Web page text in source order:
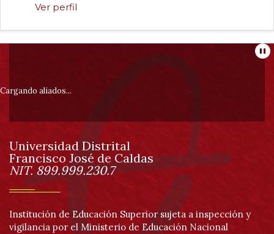
Ver perfil
Rodríguez
Información
pie
de
página
Cargando aliados...
Información
Universidad Distrital
Francisco José de Caldas
NIT. 899.999.230.7
Institución de Educación Superior sujeta a inspección y
vigilancia por el Ministerio de Educación Nacional